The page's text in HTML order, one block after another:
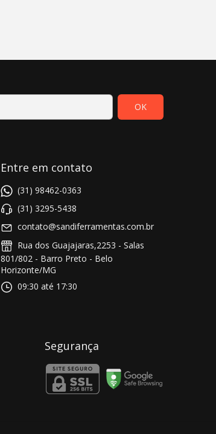
Entre em contato
(31) 98462-0363
(31) 3295-5438
contato@sandiferramentas.com.br
Rua dos Guajajaras,2253 - Salas
801/802 - Barro Preto - Belo
Horizonte/MG
09:30 até 17:30
Segurança